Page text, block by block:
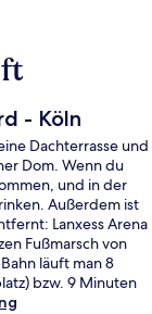
- Köln
Dachterrasse und
Dom. Wenn du
und in der
Außerdem ist
Lanxess Arena
Fußmarsch von
läuft man 8
bzw. 9 Minuten